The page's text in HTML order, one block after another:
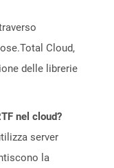
Cloud,
delle librerie
nel cloud?
server
la